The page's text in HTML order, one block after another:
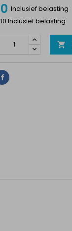
Inclusief belasting
Inclusief belasting

Delen